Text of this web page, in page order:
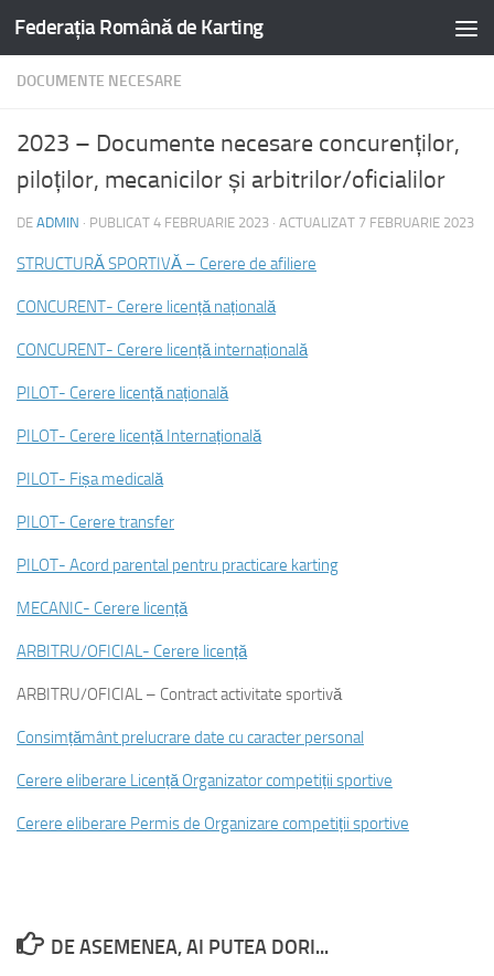
Federația Română de Karting
DOCUMENTE NECESARE
2023 – Documente necesare concurenților,
piloților, mecanicilor și arbitrilor/oficialilor
DE ADMIN · PUBLICAT 4 FEBRUARIE 2023 · ACTUALIZAT 7 FEBRUARIE 2023
STRUCTURĂ SPORTIVĂ – Cerere de afiliere
CONCURENT- Cerere licență națională
CONCURENT- Cerere licență internațională
PILOT- Cerere licență națională
PILOT- Cerere licență Internațională
PILOT- Fișa medicală
PILOT- Cerere transfer
PILOT- Acord parental pentru practicare karting
MECANIC- Cerere licență
ARBITRU/OFICIAL- Cerere licență
ARBITRU/OFICIAL – Contract activitate sportivă
Consimțământ prelucrare date cu caracter personal
Cerere eliberare Licență Organizator competiții sportive
Cerere eliberare Permis de Organizare competiții sportive
DE ASEMENEA, AI PUTEA DORI...